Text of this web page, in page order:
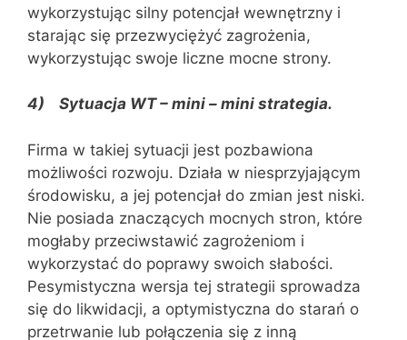
wykorzystując silny potencjał wewnętrzny i
starając się przezwyciężyć zagrożenia,
wykorzystując swoje liczne mocne strony.
4) Sytuacja WT – mini – mini strategia.
Firma w takiej sytuacji jest pozbawiona
możliwości rozwoju. Działa w niesprzyjającym
środowisku, a jej potencjał do zmian jest niski.
Nie posiada znaczących mocnych stron, które
mogłaby przeciwstawić zagrożeniom i
wykorzystać do poprawy swoich słabości.
Pesymistyczna wersja tej strategii sprowadza
się do likwidacji, a optymistyczna do starań o
przetrwanie lub połączenia się z inną